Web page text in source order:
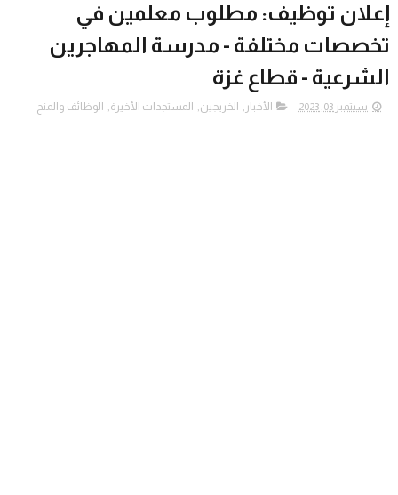
إعلان توظيف: مطلوب معلمين في
تخصصات مختلفة - مدرسة المهاجرين
الشرعية - قطاع غزة
سبتمبر 03, 2023 الأخبار , الخريجين, المستجدات الأخيرة, الوظائف والمنح